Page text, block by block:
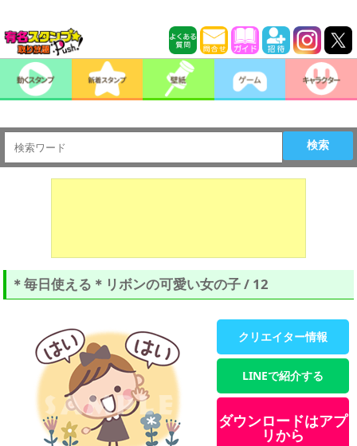
検索
＊毎日使える＊リボンの可愛い女の子 / 12
クリエイター情報
LINEで紹介する
ダウンロードはアプ
リから